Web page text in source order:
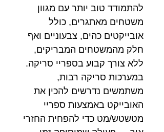
להתמודד טוב יותר עם מגוון
משטחים מאתגרים, כולל
אובייקטים כהים, צבעוניים ואף
חלק מהמשטחים המבריקים,
ללא צורך קבוע בספריי סריקה.
במערכות סריקה רבות,
משתמשים נדרשים להכין את
האובייקט באמצעות ספריי
מטשטש/מט כדי להפחית החזרי